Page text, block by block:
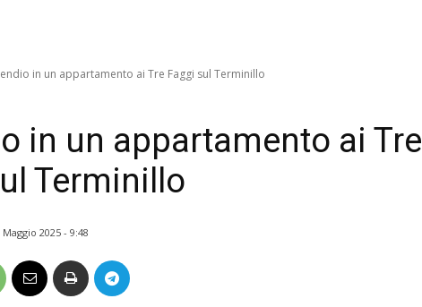
in un appartamento ai Tre Faggi sul Terminillo
in un appartamento ai Tre
Terminillo
Maggio 2025 - 9:48